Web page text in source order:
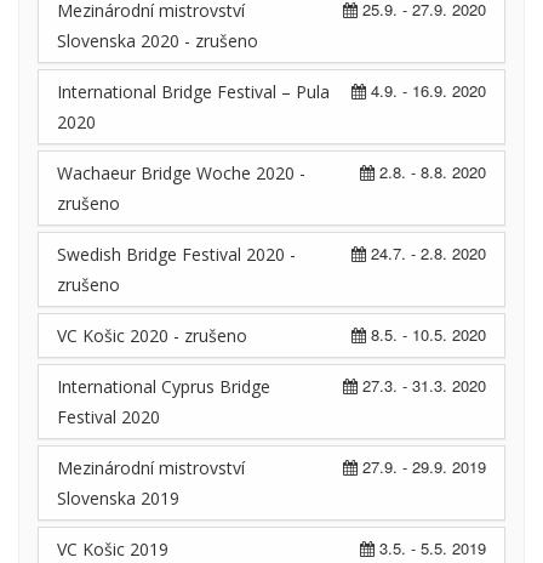
25.9. - 27.9. 2020
Mezinárodní mistrovství
Slovenska 2020 - zrušeno
4.9. - 16.9. 2020
International Bridge Festival – Pula
2020
2.8. - 8.8. 2020
Wachaeur Bridge Woche 2020 -
zrušeno
24.7. - 2.8. 2020
Swedish Bridge Festival 2020 -
zrušeno
8.5. - 10.5. 2020
VC Košic 2020 - zrušeno
27.3. - 31.3. 2020
International Cyprus Bridge
Festival 2020
27.9. - 29.9. 2019
Mezinárodní mistrovství
Slovenska 2019
3.5. - 5.5. 2019
VC Košic 2019